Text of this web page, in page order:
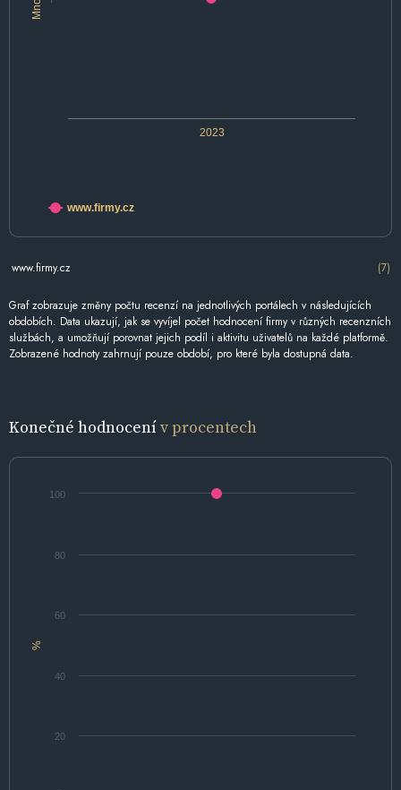
2023
www.firmy.cz
www.firmy.cz (7)
Graf zobrazuje změny počtu recenzí na jednotlivých portálech v následujících
obdobích. Data ukazují, jak se vyvíjel počet hodnocení firmy v různých recenzních
službách, a umožňují porovnat jejich podíl i aktivitu uživatelů na každé platformě.
Zobrazené hodnoty zahrnují pouze období, pro které byla dostupná data.
Konečné hodnocenív procentech
%
20
40
60
80
100